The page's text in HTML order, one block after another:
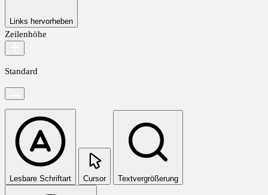
Links hervorheben
Zeilenhöhe
Standard
Lesbare Schriftart Cursor Textvergrößerung